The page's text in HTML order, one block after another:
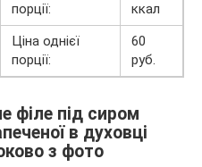
порції:
ккал
Ціна однієї
порції:
60
руб.
філе під сиром
в духовці
з фото